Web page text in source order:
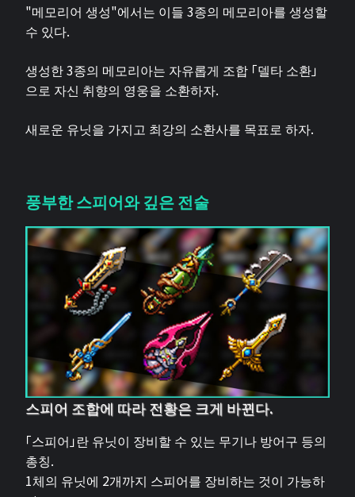
"메모리어 생성"에서는 이들 3종의 메모리아를 생성할
수 있다.
생성한 3종의 메모리아는 자유롭게 조합 「델타 소환」
으로 자신 취향의 영웅을 소환하자.
새로운 유닛을 가지고 최강의 소환사를 목표로 하자.
풍부한 스피어와 깊은 전술
스피어 조합에 따라 전황은 크게 바뀐다.
「스피어」란 유닛이 장비할 수 있는 무기나 방어구 등의
총칭.
1체의 유닛에 2개까지 스피어를 장비하는 것이 가능하